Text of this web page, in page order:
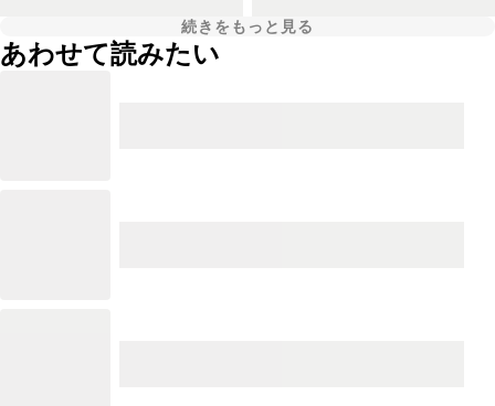
続きをもっと見る
あわせて読みたい